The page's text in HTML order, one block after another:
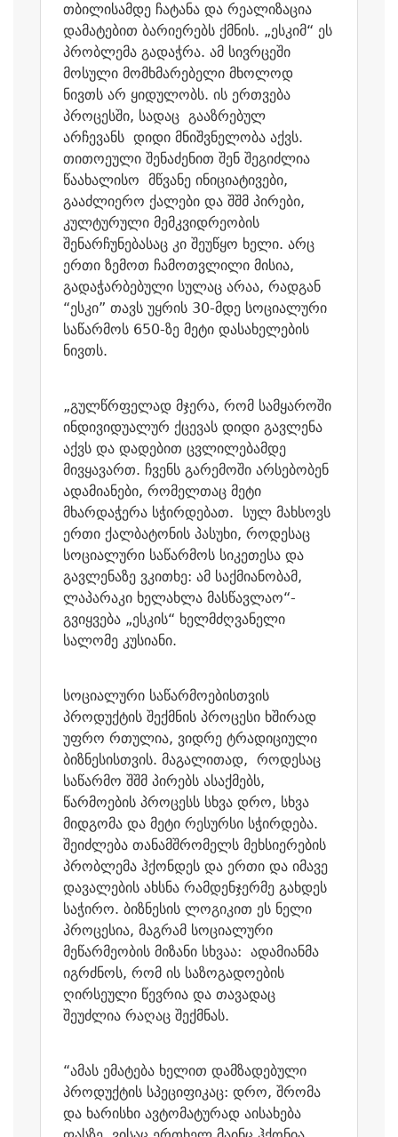
თბილისამდე ჩატანა და რეალიზაცია
დამატებით ბარიერებს ქმნის. „ესკიმ“ ეს
პრობლემა გადაჭრა. ამ სივრცეში
მოსული მომხმარებელი მხოლოდ
ნივთს არ ყიდულობს. ის ერთვება
პროცესში, სადაც გააზრებულ
არჩევანს დიდი მნიშვნელობა აქვს.
თითოეული შენაძენით შენ შეგიძლია
წაახალისო მწვანე ინიციატივები,
გააძლიერო ქალები და შშმ პირები,
კულტურული მემკვიდრეობის
შენარჩუნებასაც კი შეუწყო ხელი. არც
ერთი ზემოთ ჩამოთვლილი მისია,
გადაჭარბებული სულაც არაა, რადგან
“ესკი” თავს უყრის 30-მდე სოციალური
საწარმოს 650-ზე მეტი დასახელების
ნივთს.
„გულწრფელად მჯერა, რომ სამყაროში
ინდივიდუალურ ქცევას დიდი გავლენა
აქვს და დადებით ცვლილებამდე
მივყავართ. ჩვენს გარემოში არსებობენ
ადამიანები, რომელთაც მეტი
მხარდაჭერა სჭირდებათ. სულ მახსოვს
ერთი ქალბატონის პასუხი, როდესაც
სოციალური საწარმოს სიკეთესა და
გავლენაზე ვკითხე: ამ საქმიანობამ,
ლაპარაკი ხელახლა მასწავლაო“-
გვიყვება „ესკის“ ხელმძღვანელი
სალომე კუსიანი.
სოციალური საწარმოებისთვის
პროდუქტის შექმნის პროცესი ხშირად
უფრო რთულია, ვიდრე ტრადიციული
ბიზნესისთვის. მაგალითად, როდესაც
საწარმო შშმ პირებს ასაქმებს,
წარმოების პროცესს სხვა დრო, სხვა
მიდგომა და მეტი რესურსი სჭირდება.
შეიძლება თანამშრომელს მეხსიერების
პრობლემა ჰქონდეს და ერთი და იმავე
დავალების ახსნა რამდენჯერმე გახდეს
საჭირო. ბიზნესის ლოგიკით ეს ნელი
პროცესია, მაგრამ სოციალური
მეწარმეობის მიზანი სხვაა: ადამიანმა
იგრძნოს, რომ ის საზოგადოების
ღირსეული წევრია და თავადაც
შეუძლია რაღაც შექმნას.
“ამას ემატება ხელით დამზადებული
პროდუქტის სპეციფიკაც: დრო, შრომა
და ხარისხი ავტომატურად აისახება